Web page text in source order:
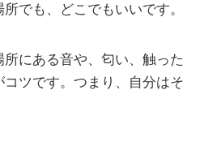
でも、どこでもいいです。
にある音や、匂い、触った
ツです。つまり、自分はそ